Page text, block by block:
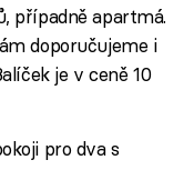
případně apartmá.
doporučujeme i
je v ceně 10
pro dva s